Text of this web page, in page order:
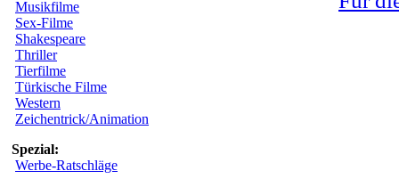
Musikfilme
Sex-Filme
Shakespeare
Thriller
Tierfilme
Türkische Filme
Western
Zeichentrick/Animation
Spezial:
Werbe-Ratschläge